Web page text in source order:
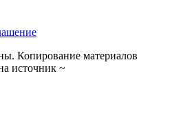
Копирование материалов
источник ~